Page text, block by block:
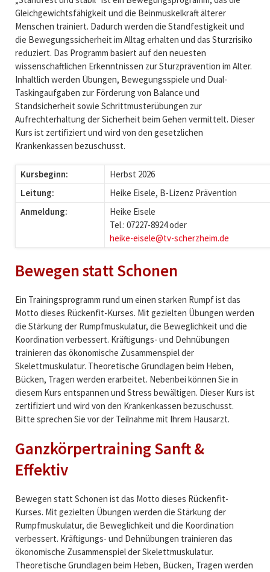
Gleichgewichtsfähigkeit und die Beinmuskelkraft älterer
Menschen trainiert. Dadurch werden die Standfestigkeit und
die Bewegungssicherheit im Alltag erhalten und das Sturzrisiko
reduziert. Das Programm basiert auf den neuesten
wissenschaftlichen Erkenntnissen zur Sturzprävention im Alter.
Inhaltlich werden Übungen, Bewegungsspiele und Dual-
Taskingaufgaben zur Förderung von Balance und
Standsicherheit sowie Schrittmusterübungen zur
Aufrechterhaltung der Sicherheit beim Gehen vermittelt. Dieser
Kurs ist zertifiziert und wird von den gesetzlichen
Krankenkassen bezuschusst.
Kursbeginn:
Herbst 2026
Leitung:
Heike Eisele, B-Lizenz Prävention
Anmeldung:
Heike Eisele
Tel.: 07227-8924 oder
heike-eisele@tv-scherzheim.de
Bewegen statt Schonen
Ein Trainingsprogramm rund um einen starken Rumpf ist das
Motto dieses Rückenfit-Kurses. Mit gezielten Übungen werden
die Stärkung der Rumpfmuskulatur, die Beweglichkeit und die
Koordination verbessert. Kräftigungs- und Dehnübungen
trainieren das ökonomische Zusammenspiel der
Skelettmuskulatur. Theoretische Grundlagen beim Heben,
Bücken, Tragen werden erarbeitet. Nebenbei können Sie in
diesem Kurs entspannen und Stress bewältigen. Dieser Kurs ist
zertifiziert und wird von den Krankenkassen bezuschusst.
Bitte sprechen Sie vor der Teilnahme mit Ihrem Hausarzt.
Ganzkörpertraining Sanft &
Effektiv
Bewegen statt Schonen ist das Motto dieses Rückenfit-
Kurses. Mit gezielten Übungen werden die Stärkung der
Rumpfmuskulatur, die Beweglichkeit und die Koordination
verbessert. Kräftigungs- und Dehnübungen trainieren das
ökonomische Zusammenspiel der Skelettmuskulatur.
Theoretische Grundlagen beim Heben, Bücken, Tragen werden